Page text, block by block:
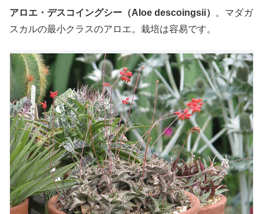
アロエ・デスコイングシー（Aloe descoingsii）
。マダガ
スカルの最小クラスのアロエ。栽培は容易です。